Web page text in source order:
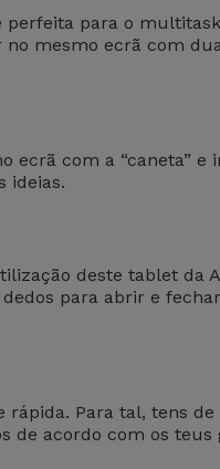
para o
mesmo ecrã com
ecrã com a “caneta” e
ideias.
deste tablet da
para abrir e
Para tal, tens de
acordo com os teus